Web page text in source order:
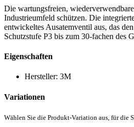
Die wartungsfreien,
Industrie­umfeld schützen. Die
entwickeltes Ausatemventil aus, das
Schutzstufe P3 bis zum 30‑fachen des
Eigenschaften
Hersteller: 3M
Variationen
Wählen Sie die Produkt-Variation aus, für die